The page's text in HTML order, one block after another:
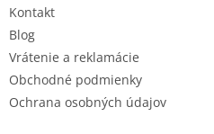
Kontakt
Blog
Vrátenie a reklamácie
Obchodné podmienky
Ochrana osobných údajov